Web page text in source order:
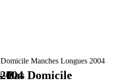
Manches Longues 2004
2004